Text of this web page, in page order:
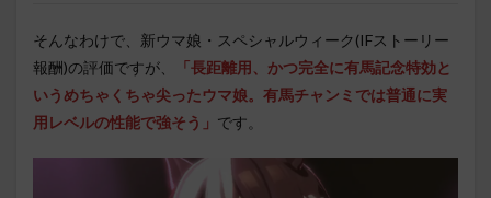
そんなわけで、新ウマ娘・スペシャルウィーク(IFストーリー
報酬)の評価ですが、
「長距離用、かつ完全に有馬記念特効と
いうめちゃくちゃ尖ったウマ娘。有馬チャンミでは普通に実
用レベルの性能で強そう」 です。